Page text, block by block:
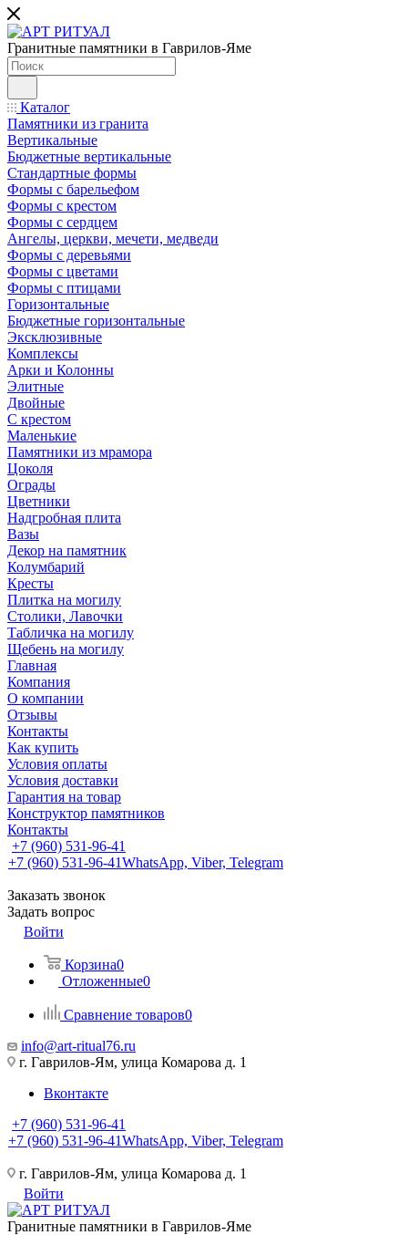
Гранитные памятники в Гаврилов-Яме
Каталог
Памятники из гранита
Вертикальные
Бюджетные вертикальные
Стандартные формы
Формы с барельефом
Формы с крестом
Формы с сердцем
Ангелы, церкви, мечети, медведи
Формы с деревьями
Формы с цветами
Формы с птицами
Горизонтальные
Бюджетные горизонтальные
Эксклюзивные
Комплексы
Арки и Колонны
Элитные
Двойные
С крестом
Маленькие
Памятники из мрамора
Цоколя
Ограды
Цветники
Надгробная плита
Вазы
Декор на памятник
Колумбарий
Кресты
Плитка на могилу
Столики, Лавочки
Табличка на могилу
Щебень на могилу
Главная
Компания
О компании
Отзывы
Контакты
Как купить
Условия оплаты
Условия доставки
Гарантия на товар
Конструктор памятников
Контакты
+7 (960) 531-96-41
+7 (960) 531-96-41WhatsApp, Viber, Telegram
Заказать звонок
Задать вопрос
Войти
Корзина0
Отложенные0
Сравнение товаров0
info@art-ritual76.ru
г. Гаврилов-Ям, улица Комарова д. 1
Вконтакте
+7 (960) 531-96-41
+7 (960) 531-96-41WhatsApp, Viber, Telegram
г. Гаврилов-Ям, улица Комарова д. 1
Войти
Гранитные памятники в Гаврилов-Яме